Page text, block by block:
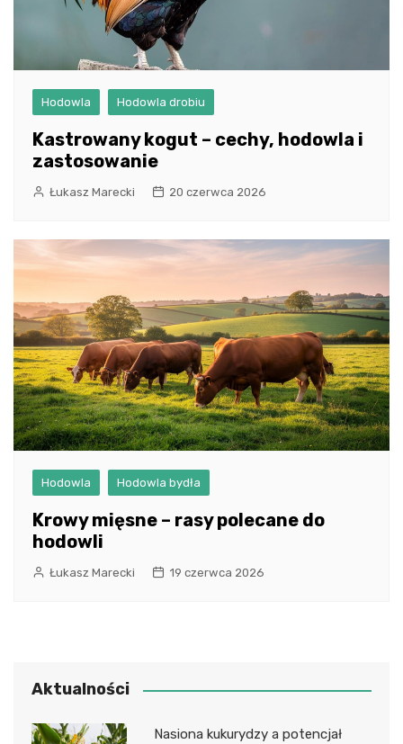
Hodowla Hodowla drobiu
Kastrowany kogut – cechy, hodowla i
zastosowanie
Łukasz Marecki 20 czerwca 2026
Hodowla Hodowla bydła
Krowy mięsne – rasy polecane do
hodowli
Łukasz Marecki 19 czerwca 2026
Aktualności
Nasiona kukurydzy a potencjał